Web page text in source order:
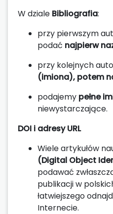
W dziale Bibliografia:
przy pierwszym
podać najpierw
przy kolejnych
(imiona), potem
podajemy pełne
niewystarczające.
DOI i adresy URL
Wiele artykułów
(Digital Object
podawać
publikacji w
łatwiejszego
Internecie.